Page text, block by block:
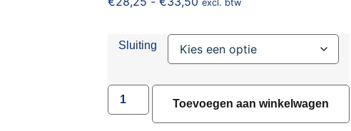
excl. btw
Sluiting
Toevoegen aan winkelwagen